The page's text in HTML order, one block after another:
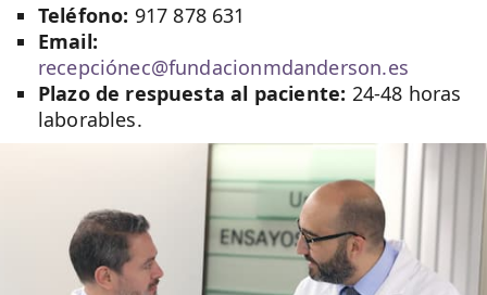
Teléfono: 917 878 631
Email:
recepciónec@fundacionmdanderson.es
Plazo de respuesta al paciente: 24-48 horas
laborables.